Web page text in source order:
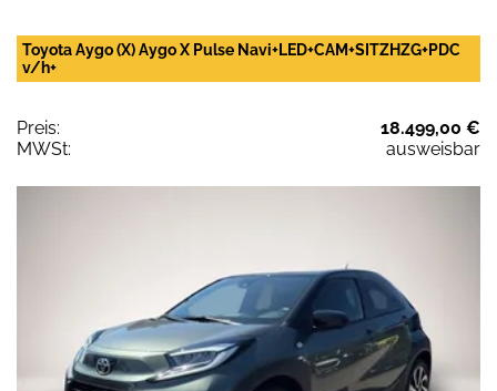
Toyota Aygo (X) Aygo X Pulse Navi+LED+CAM+SITZHZG+PDC
v/h+
Preis:
18.499,00 €
MWSt:
ausweisbar